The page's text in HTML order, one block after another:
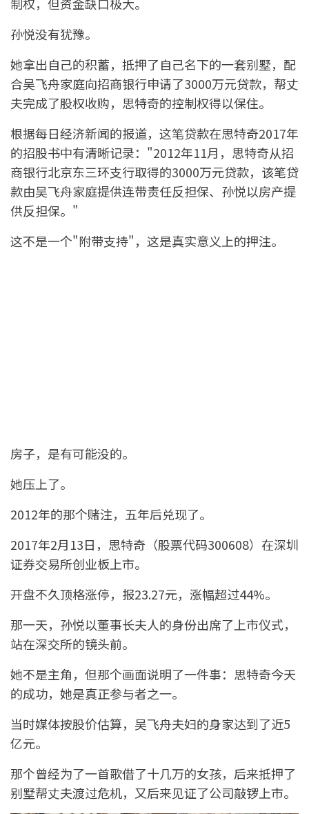
制权，但资金缺口极大。
孙悦没有犹豫。
她拿出自己的积蓄，抵押了自己名下的一套别墅，配
合吴飞舟家庭向招商银行申请了3000万元贷款，帮丈
夫完成了股权收购，思特奇的控制权得以保住。
根据每日经济新闻的报道，这笔贷款在思特奇2017年
的招股书中有清晰记录："2012年11月，思特奇从招
商银行北京东三环支行取得的3000万元贷款，该笔贷
款由吴飞舟家庭提供连带责任反担保、孙悦以房产提
供反担保。"
这不是一个"附带支持"，这是真实意义上的押注。
房子，是有可能没的。
她压上了。
2012年的那个赌注，五年后兑现了。
2017年2月13日，思特奇（股票代码300608）在深圳
证券交易所创业板上市。
开盘不久顶格涨停，报23.27元，涨幅超过44%。
那一天，孙悦以董事长夫人的身份出席了上市仪式，
站在深交所的镜头前。
她不是主角，但那个画面说明了一件事：思特奇今天
的成功，她是真正参与者之一。
当时媒体按股价估算，吴飞舟夫妇的身家达到了近5
亿元。
那个曾经为了一首歌借了十几万的女孩，后来抵押了
别墅帮丈夫渡过危机，又后来见证了公司敲锣上市。